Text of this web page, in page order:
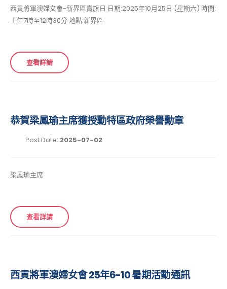
西貢將軍澳婦女會-新界區賣旗日 日期:2025年10月25日 (星期六) 時間:
上午7時至12時30分 地點:新界區
查看詳請
恭賀梁鳳瑜主席獲授勳特區政府榮譽勳章
Post Date: 2025-07-02
梁鳳瑜主席
查看詳請
西貢將軍澳婦女會 25年6-10 暑期活動通訊